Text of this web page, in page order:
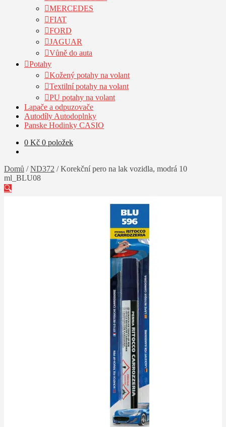
MERCEDES
FIAT
FORD
JAGUAR
Vůně do auta
Potahy
Kožený potahy na volant
Textilní potahy na volant
PU potahy na volant
Lapače a odpuzovače
Autodíly Autodoplnky
Panske Hodinky CASIO
0 Kč 0 položek
Domů /ND372 /Korekční pero na lak vozidla, modrá 10
ml_BLU08
🔍